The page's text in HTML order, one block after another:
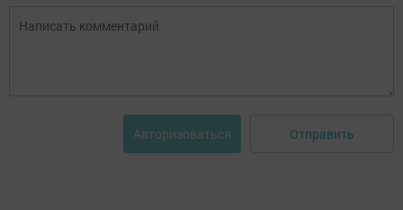
Авторизоваться Отправить